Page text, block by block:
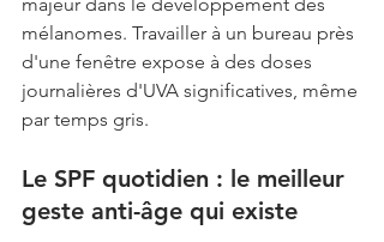
majeur dans le développement des
mélanomes. Travailler à un bureau près
d'une fenêtre expose à des doses
journalières d'UVA significatives, même
par temps gris.
Le SPF quotidien : le meilleur
geste anti-âge qui existe